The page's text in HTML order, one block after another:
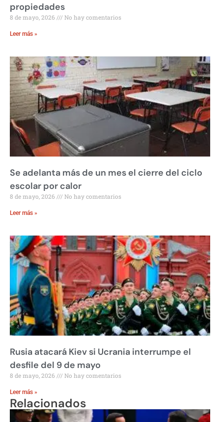
propiedades
8 de mayo, 2026 No hay comentarios
Leer más »
Se adelanta más de un mes el cierre del ciclo
escolar por calor
8 de mayo, 2026 No hay comentarios
Leer más »
Rusia atacará Kiev si Ucrania interrumpe el
desfile del 9 de mayo
8 de mayo, 2026 No hay comentarios
Leer más »
Relacionados